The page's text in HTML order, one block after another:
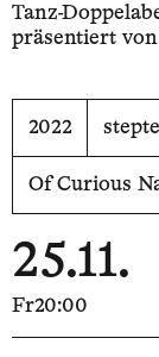
Tanz-
präsentiert
2022
Of Curious
25.11.
Fr20:00